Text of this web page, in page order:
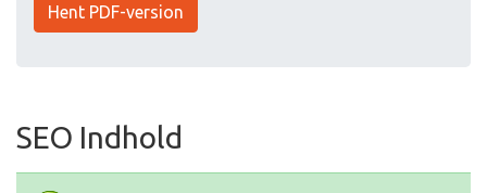
Hent PDF-version
SEO Indhold